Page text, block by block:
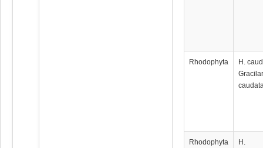
Rhodophyta
H.
Rhodophyta
H.